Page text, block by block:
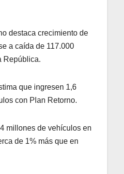
destaca crecimiento de
a caída de 117.000
República.
que ingresen 1,6
con Plan Retorno.
millones de vehículos en
de 1% más que en